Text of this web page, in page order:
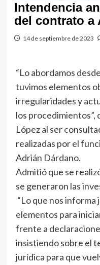
Intendencia
del contrato a
14 de septiembre de 2023
“Lo abordamos
tuvimos elementos
irregularidades y
los
López al ser
realizadas por el
Adrián Dárdano.
Admitió que se
se generaron las
“Lo que nos
elementos para
frente a
insistiendo sobre el
jurídica para que